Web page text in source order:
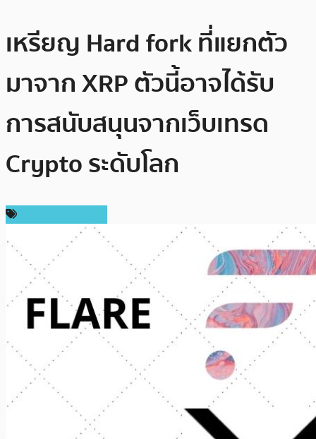
เหรียญ Hard fork ที่แยกตัว
มาจาก XRP ตัวนี้อาจได้รับ
การสนับสนุนจากเว็บเทรด
Crypto ระดับโลก